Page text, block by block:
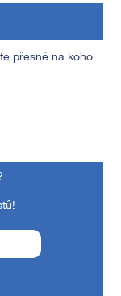
přesně na koho